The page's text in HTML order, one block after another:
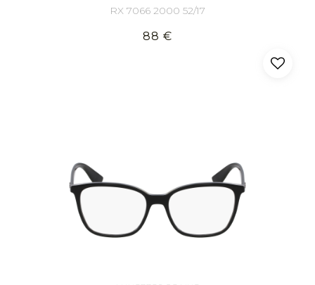
RX 7066 2000 52/17
88 €